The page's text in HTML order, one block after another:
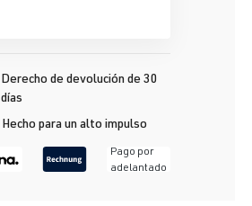
Derecho de devolución de 30
días
Hecho para un alto impulso
Pago por
adelantado